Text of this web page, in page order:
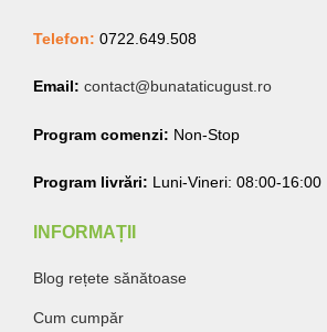
Telefon: 0722.649.508
Email: contact@bunataticugust.ro
Program comenzi: Non-Stop
Program livrări: Luni-Vineri: 08:00-16:00
INFORMAȚII
Blog rețete sănătoase
Cum cumpăr